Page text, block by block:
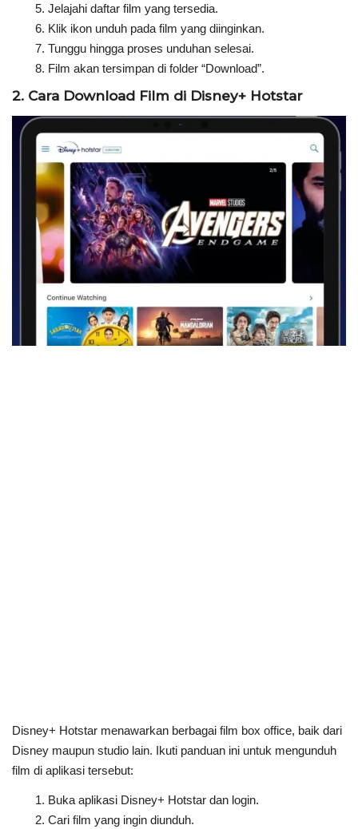
Jelajahi daftar film yang tersedia.
Klik ikon unduh pada film yang diinginkan.
Tunggu hingga proses unduhan selesai.
Film akan tersimpan di folder “Download”.
2. Cara Download Film di Disney+ Hotstar
Disney+ Hotstar menawarkan berbagai film box office, baik dari
Disney maupun studio lain. Ikuti panduan ini untuk mengunduh
film di aplikasi tersebut:
Buka aplikasi Disney+ Hotstar dan login.
Cari film yang ingin diunduh.